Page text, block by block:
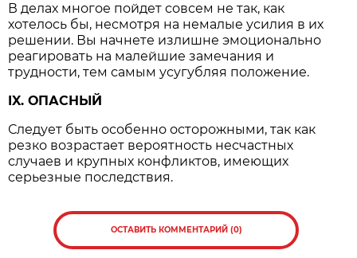
В делах многое пойдет совсем не так, как
хотелось бы, несмотря на немалые усилия в их
решении. Вы начнете излишне эмоционально
реагировать на малейшие замечания и
трудности, тем самым усугубляя положение.
IX. ОПАСНЫЙ
Следует быть особенно осторожными, так как
резко возрастает вероятность несчастных
случаев и крупных конфликтов, имеющих
серьезные последствия.
ОСТАВИТЬ КОММЕНТАРИЙ (0)